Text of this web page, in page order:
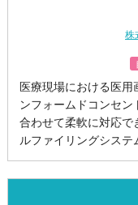
株
医療現場における医
ンフォームドコンセ
合わせて柔軟に対応で
ルファイリングシステ